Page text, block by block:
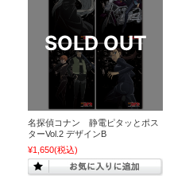
名探偵コナン 静電ピタッとポス
ターVol.2 デザインB
¥1,650(税込)